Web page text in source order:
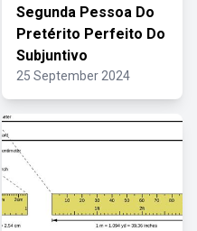
Segunda Pessoa Do
Pretérito Perfeito Do
Subjuntivo
25 September 2024